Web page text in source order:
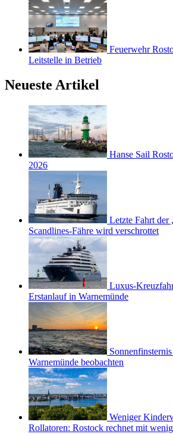
Feuerwehr
Leitstelle in Betrieb
Neueste Artikel
Hanse Sail
2026
Letzte Fahrt der
Scandlines-Fähre wird verschrottet
Luxus-
Erstanlauf in Warnemünde
Warnemünde beobachten
Weniger
Rollatoren: Rostock rechnet mit